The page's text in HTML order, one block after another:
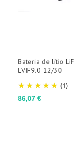
(1)
Preço
86,07 €
Bateria de lítio
LVIF9.0-12/30